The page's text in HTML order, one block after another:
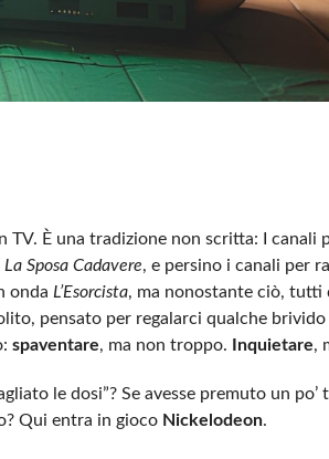
TV. È una tradizione non scritta: I canali
La Sposa Cadavere, e persino i canali per
onda L’Esorcista, ma nonostante ciò, tutti
pensato per regalarci qualche
spaventare, ma non troppo. Inquietare,
le dosi”? Se avesse premuto un
Qui entra in gioco Nickelodeon.